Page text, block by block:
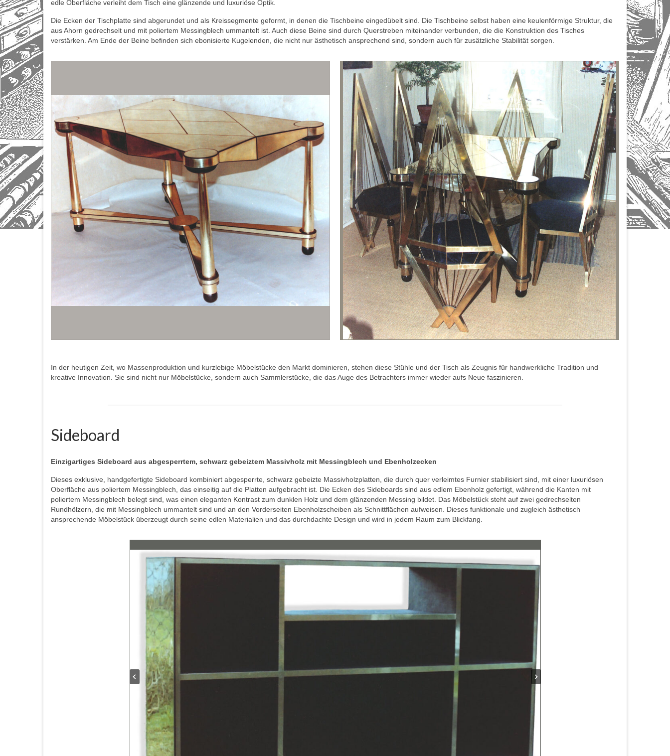
edle Oberfläche verleiht dem Tisch eine glänzende und luxuriöse Optik.
Die Ecken der Tischplatte sind abgerundet und als Kreissegmente geformt, in denen die Tischbeine eingedübelt sind. Die Tischbeine selbst haben eine keulenförmige Struktur, die
aus Ahorn gedrechselt und mit poliertem Messingblech ummantelt ist. Auch diese Beine sind durch Querstreben miteinander verbunden, die die Konstruktion des Tisches
verstärken. Am Ende der Beine befinden sich ebonisierte Kugelenden, die nicht nur ästhetisch ansprechend sind, sondern auch für zusätzliche Stabilität sorgen.
In der heutigen Zeit, wo Massenproduktion und kurzlebige Möbelstücke den Markt dominieren, stehen diese Stühle und der Tisch als Zeugnis für handwerkliche Tradition und
kreative Innovation. Sie sind nicht nur Möbelstücke, sondern auch Sammlerstücke, die das Auge des Betrachters immer wieder aufs Neue faszinieren.
Sideboard
Einzigartiges Sideboard aus abgesperrtem, schwarz gebeiztem Massivholz mit Messingblech und Ebenholzecken
Dieses exklusive, handgefertigte Sideboard kombiniert abgesperrte, schwarz gebeizte Massivholzplatten, die durch quer verleimtes Furnier stabilisiert sind, mit einer luxuriösen
Oberfläche aus poliertem Messingblech, das einseitig auf die Platten aufgebracht ist. Die Ecken des Sideboards sind aus edlem Ebenholz gefertigt, während die Kanten mit
poliertem Messingblech belegt sind, was einen eleganten Kontrast zum dunklen Holz und dem glänzenden Messing bildet. Das Möbelstück steht auf zwei gedrechselten
Rundhölzern, die mit Messingblech ummantelt sind und an den Vorderseiten Ebenholzscheiben als Schnittflächen aufweisen. Dieses funktionale und zugleich ästhetisch
ansprechende Möbelstück überzeugt durch seine edlen Materialien und das durchdachte Design und wird in jedem Raum zum Blickfang.